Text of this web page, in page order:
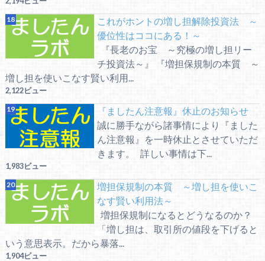
これがホントの増し担解除投資法 ～
優位性はココにある！～
『長老のお宝 ～究極の増し担リー
チ投資法～』 『増担保規制の本質 ～
増し担を使いこなす賢い利用...
2,122ビュー
『ましたん注意報』休止のお知らせ
誠に勝手ながら諸事情により『ました
ん注意報』を一時休止とさせていただ
きます。 詳しい事情は下...
1,983ビュー
増担保規制の本質 ～増し担を使いこ
なす賢い利用法～
増担保規制になるとどうなるのか？
「増し担は、取引所の値段を下げると
いう意思表示。だから暴落...
1,904ビュー